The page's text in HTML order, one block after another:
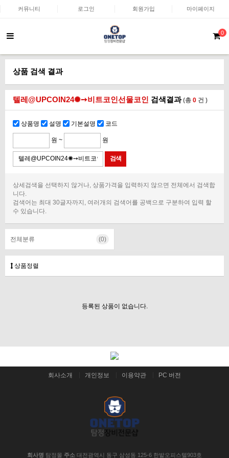
커뮤니티 로그인 회원가입 마이페이지
0
상품 검색 결과
텔레@UPCOIN24✺➙비트코인선물코인 검색결과(총 0 건 )
상품명 설명 기본설명 코드
원 ~ 원
상세검색을 선택하지 않거나, 상품가격을 입력하지 않으면 전체에서 검색합
니다.
검색어는 최대 30글자까지, 여러개의 검색어를 공백으로 구분하여 입력 할
수 있습니다.
전체분류 (0)
상품정렬
등록된 상품이 없습니다.
회사소개 개인정보 이용약관 PC 버전
회사명 탐정몰 주소 대전광역시 동구 삼성동 125-6 한밭오피스텔903호